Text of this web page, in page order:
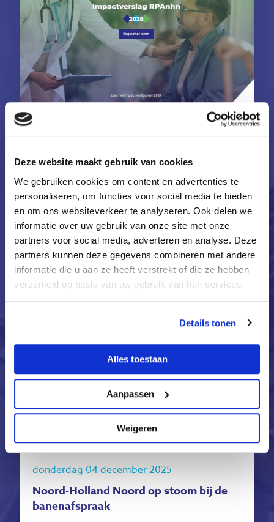
Deze website maakt gebruik van cookies
We gebruiken cookies om content en advertenties te
personaliseren, om functies voor social media te bieden
en om ons websiteverkeer te analyseren. Ook delen we
informatie over uw gebruik van onze site met onze
partners voor social media, adverteren en analyse. Deze
partners kunnen deze gegevens combineren met andere
informatie die u aan ze heeft verstrekt of die ze hebben
verzameld op basis van uw gebruik van hun services.
Details tonen
Alles toestaan
Aanpassen
Weigeren
regionale samenwerking het verschil maakt
Het nieuwe impactverslag 2025 van RPAnhn
staat online. In dit digitale verslag laten we
zien hoe we samen met...
Lees verder
donderdag 04 december 2025
Noord-Holland Noord op stoom bij de
banenafspraak